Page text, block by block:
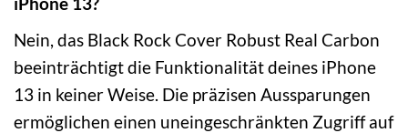
Nein, das Black Rock Cover Robust Real Carbon
beeinträchtigt die Funktionalität deines iPhone
13 in keiner Weise. Die präzisen Aussparungen
ermöglichen einen uneingeschränkten Zugriff auf